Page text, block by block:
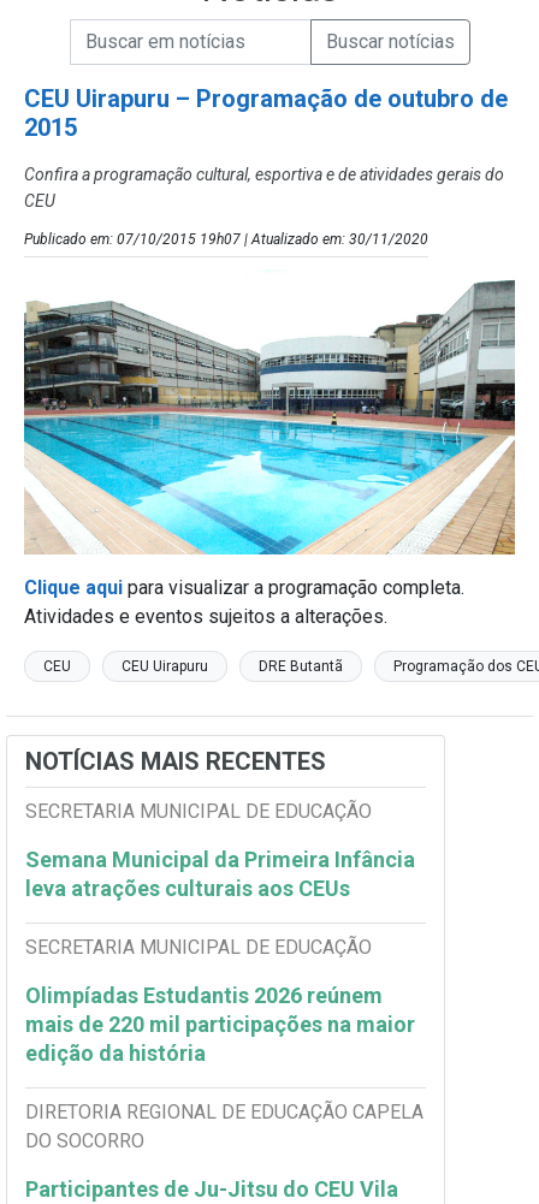
Campo de Busca de Notícias
Campo de Busca de informaçõesEnviar a Busca de Notícias
CEU Uirapuru – Programação de outubro de
2015
Confira a programação cultural, esportiva e de atividades gerais do
CEU
Publicado em: 07/10/2015 19h07 | Atualizado em: 30/11/2020
Clique aqui para visualizar a programação completa.
Atividades e eventos sujeitos a alterações.
CEU CEU Uirapuru DRE Butantã Programação dos
NOTÍCIAS MAIS RECENTES
SECRETARIA MUNICIPAL DE EDUCAÇÃO
Semana Municipal da Primeira Infância
leva atrações culturais aos CEUs
SECRETARIA MUNICIPAL DE EDUCAÇÃO
Olimpíadas Estudantis 2026 reúnem
mais de 220 mil participações na maior
edição da história
DIRETORIA REGIONAL DE EDUCAÇÃO CAPELA
DO SOCORRO
Participantes de Ju-Jitsu do CEU Vila